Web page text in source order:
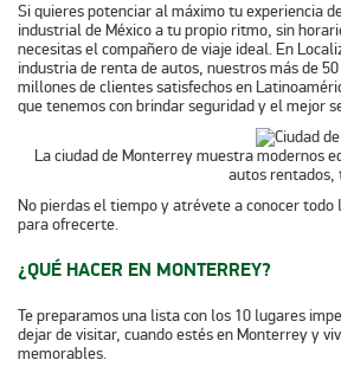
Si quieres potenciar al máximo tu experiencia
industrial de México a tu propio ritmo, sin
necesitas el compañero de viaje ideal. En
industria de renta de autos, nuestros más de
millones de clientes satisfechos en
que tenemos con brindar seguridad y el mejor
La ciudad de Monterrey muestra modernos
autos rentados,
No pierdas el tiempo y atrévete a conocer
para ofrecerte.
¿QUÉ HACER EN MONTERREY?
Te preparamos una lista con los 10 lugares
dejar de visitar, cuando estés en Monterrey y
memorables.